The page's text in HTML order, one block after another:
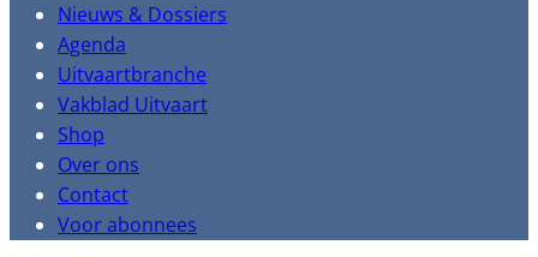
Nieuws & Dossiers
Agenda
Uitvaartbranche
Vakblad Uitvaart
Shop
Over ons
Contact
Voor abonnees